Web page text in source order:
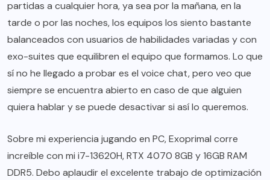
partidas a cualquier hora, ya sea por la mañana, en la
tarde o por las noches, los equipos los siento bastante
balanceados con usuarios de habilidades variadas y con
exo-suites que equilibren el equipo que formamos. Lo que
sí no he llegado a probar es el voice chat, pero veo que
siempre se encuentra abierto en caso de que alguien
quiera hablar y se puede desactivar si así lo queremos.
Sobre mi experiencia jugando en PC, Exoprimal corre
increíble con mi i7-13620H, RTX 4070 8GB y 16GB RAM
DDR5. Debo aplaudir el excelente trabajo de optimización